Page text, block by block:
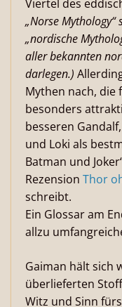
Viertel des
„Norse
„nordische
aller bekannten
darlegen.)
Mythen nach, die
besonders
besseren
und Loki als
Batman und
Rezension Thor
schreibt.
Ein Glossar am
allzu
Gaiman hält sich
überlieferten
Witz und Sinn